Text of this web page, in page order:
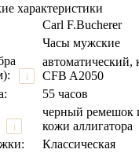
характеристики
Carl F.Bucherer
Часы мужские
i
автоматический,
CFB A2050
55 часов
i
черный ремешок
кожи аллигатора
Классическая